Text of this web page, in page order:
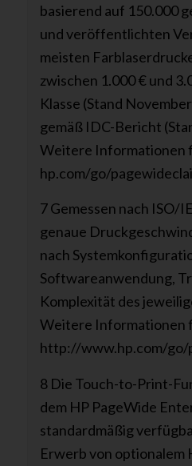
basierend auf 150.000
und veröffentlichten
meisten
zwischen 1.000 € und
Klasse (Stand
gemäß IDC-Bericht
Weitere Informationen
hp.com/go/
7 Gemessen nach ISO/
genaue
nach
Softwareanwendung,
Komplexität des
Weitere Informationen
http://www.hp.com/go/
8 Die Touch-to-Print-
dem HP PageWide
standardmäßig
Erwerb von optionalem